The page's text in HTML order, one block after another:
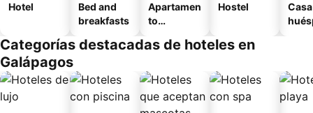
Hotel
Bed and
breakfasts
Apartamen
to
o
Hostel
Categorías destacadas de hoteles en
Galápagos